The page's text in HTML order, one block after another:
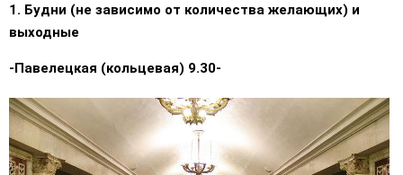
1. Будни (не зависимо от количества желающих) и
выходные
-Павелецкая (кольцевая) 9.30-